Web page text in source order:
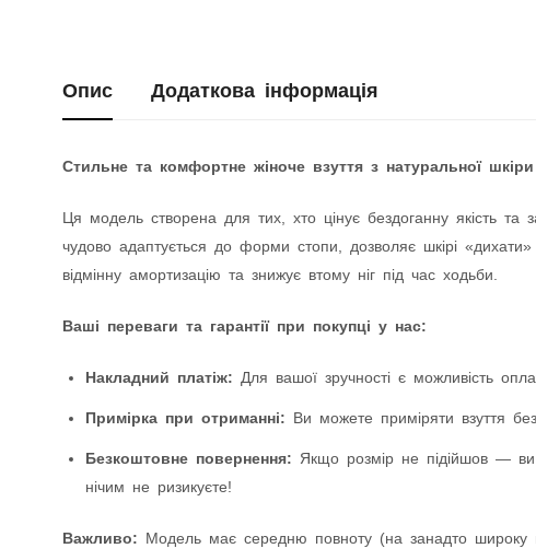
Опис Додаткова інформація
Стильне та комфортне жіноче взуття з натуральної шкіри
Ця модель створена для тих, хто цінує бездоганну якість та
чудово адаптується до форми стопи, дозволяє шкірі «дихати»
відмінну амортизацію та знижує втому ніг під час ходьби.
Ваші переваги та гарантії при покупці у нас:
Накладний платіж: Для вашої зручності є можливість
Примірка при отриманні: Ви можете приміряти взуття
Безкоштовне повернення: Якщо розмір не підійшов —
нічим не ризикуєте!
Важливо: Модель має середню повноту (на занадто широку